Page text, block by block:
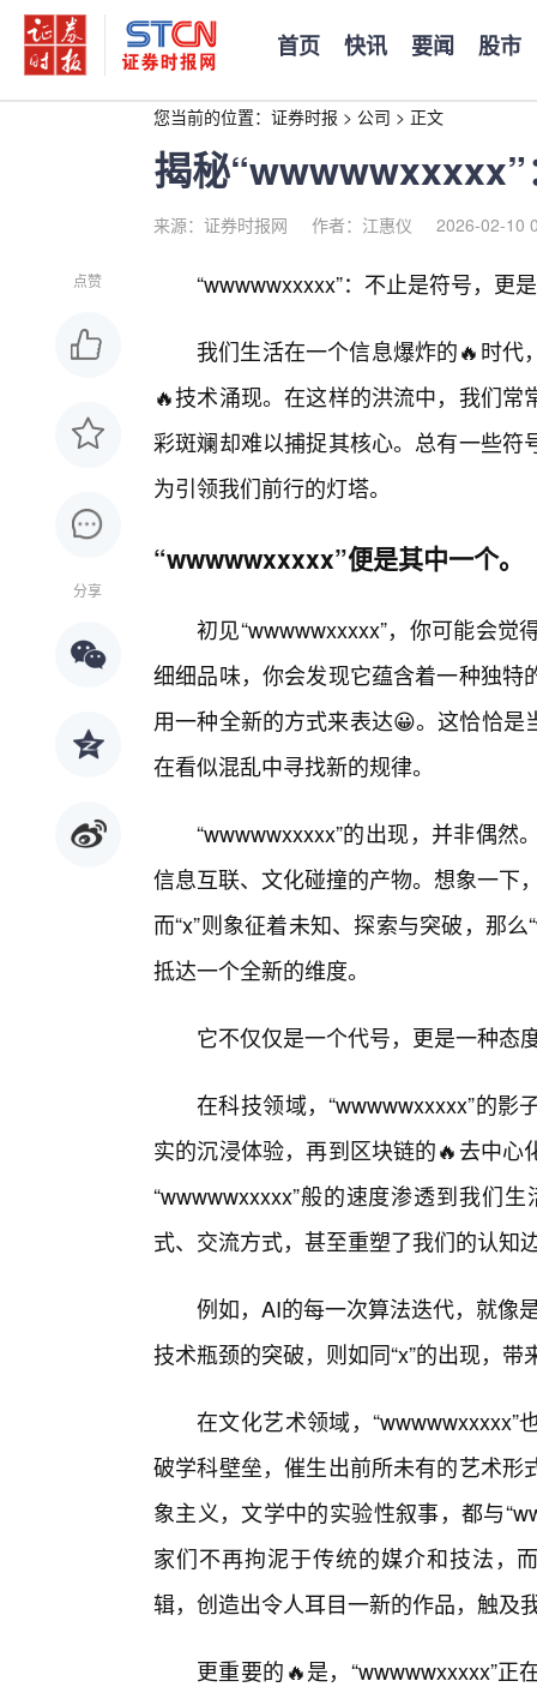
首页 快讯 要闻 股市
您当前的位置： 证券时报 > 公司 > 正文
揭秘“wwwwwxxxxx”
来源：证券时报网 作者：江惠仪 2026-02-10
点赞
分享
“wwwwwxxxxx”：不止是符号，更
我们生活在一个信息爆炸的🔥时
🔥技术涌现。在这样的洪流中，我们
彩斑斓却难以捕捉其核心。总有一些
为引领我们前行的灯塔。
“wwwwwxxxxx”便是其中一个。
初见“wwwwwxxxxx”，你可能会
细细品味，你会发现它蕴含着一种独
用一种全新的方式来表达😀。这恰恰
在看似混乱中寻找新的规律。
“wwwwwxxxxx”的出现，并非偶
信息互联、文化碰撞的产物。想象一下
而“x”则象征着未知、探索与突破，那
抵达一个全新的维度。
它不仅仅是一个代号，更是一种
在科技领域，“wwwwwxxxxx”的
实的沉浸体验，再到区块链的🔥去中
“wwwwwxxxxx”般的速度渗透到我们
式、交流方式，甚至重塑了我们的认知
例如，AI的每一次算法迭代，就像
技术瓶颈的突破，则如同“x”的出现，带
在文化艺术领域，
破学科壁垒，催生出前所未有的艺术
象主义，文学中的实验性叙事，都与
家们不再拘泥于传统的媒介和技法，
辑，创造出令人耳目一新的作品，触及
更重要的🔥是，“wwwwwxxxxx”